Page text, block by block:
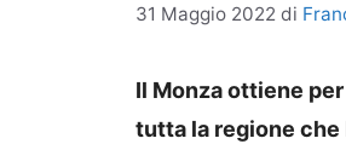
31 Maggio 2022 di
Il Monza ottiene
tutta la regione